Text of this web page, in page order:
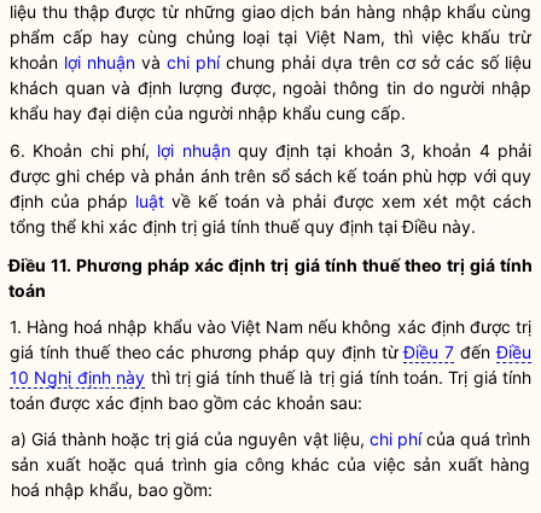
liệu thu thập được từ những giao dịch bán hàng nhập khẩu cùng
phẩm cấp hay cùng chủng loại tại Việt Nam, thì việc khấu trừ
khoản lợi nhuận và chi phíchung phải dựa trên cơ sở các số liệu
khách quan và định lượng được, ngoài thông tin do người nhập
khẩu hay đại diện của người nhập khẩu cung cấp.
6. Khoản chi phí, lợi nhuậnquy định tại khoản 3, khoản 4 phải
được ghi chép và phản ánh trên sổ sách kế toán phù hợp với quy
định của pháp luậtvề kế toán và phải được xem xét một cách
tổng thể khi xác định trị giá tính thuế quy định tại Điều này.
Điều 11. Phương pháp xác định trị giá tính thuế theo trị giá tính
toán
1. Hàng hoá nhập khẩu vào Việt Nam nếu không xác định được trị
giá tính thuế theo các phương pháp quy định từĐiều 7 đếnĐiều
10 Nghị định này thì trị giá tính thuế là trị giá tính toán. Trị giá tính
toán được xác định bao gồm các khoản sau:
a) Giá thành hoặc trị giá của nguyên vật liệu, chi phícủa quá trình
sản xuất hoặc quá trình gia công khác của việc sản xuất hàng
hoá nhập khẩu, bao gồm: